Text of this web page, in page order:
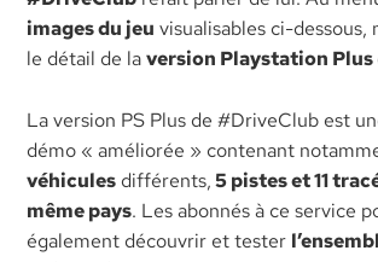
images du jeu visualisables ci-dessous,
le détail de laversion Playstation Plus
La version PS Plus de #DriveClub est
démo « améliorée » contenant
véhicules différents,5 pistes et 11
même pays. Les abonnés à ce service
également découvrir et tester